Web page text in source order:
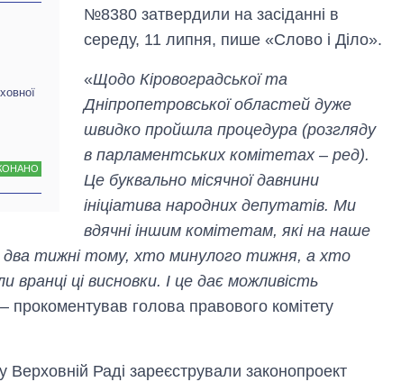
№8380 затвердили на засіданні в
середу, 11 липня, пише «Слово і Діло».
«Щодо Кіровоградської та
Дніпропетровської областей дуже
швидко пройшла процедура (розгляду
в парламентських комітетах – ред).
Це буквально місячної давнини
ініціатива народних депутатів. Ми
вдячні іншим комітетам, які на наше
два тижні тому, хто минулого тижня, а хто
ці висновки. І це дає можливість
прокоментував голова правового комітету
Раді зареєстрували законопроект
Скільки картоплі
вирощували в
Україні до і під час
великої війни